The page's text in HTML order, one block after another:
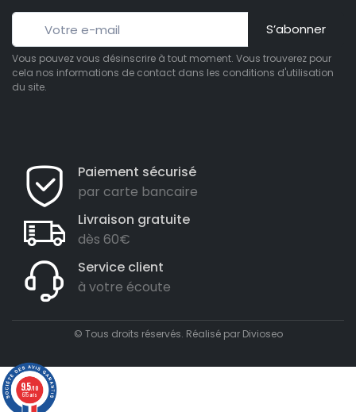
S’abonner
Vous pouvez vous désinscrire à tout moment. Vous trouverez pour
cela nos informations de contact dans les conditions d'utilisation
du site.
Paiement sécurisé
par carte bancaire
Livraison gratuite
dès 60€
Service client
à votre écoute
© Tous droits réservés. Réalisé par Divioseo
9.5/10
675 avis